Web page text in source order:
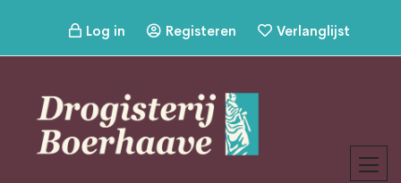
Log in Registeren Verlanglijst